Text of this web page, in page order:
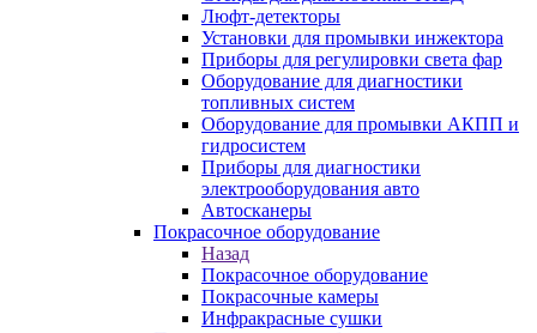
Люфт-детекторы
Установки для промывки инжектора
Приборы для регулировки света фар
Оборудование для диагностики
топливных систем
Оборудование для промывки АКПП и
гидросистем
Приборы для диагностики
электрооборудования авто
Автосканеры
Покрасочное оборудование
Назад
Покрасочное оборудование
Покрасочные камеры
Инфракрасные сушки